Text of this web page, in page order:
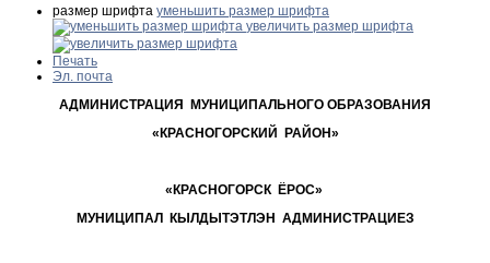
размер шрифта уменьшить размер шрифта
увеличить размер шрифта
Печать
Эл. почта
АДМИНИСТРАЦИЯ МУНИЦИПАЛЬНОГО ОБРАЗОВАНИЯ
«КРАСНОГОРСКИЙ РАЙОН»
«КРАСНОГОРСК ЁРОС»
МУНИЦИПАЛ КЫЛДЫТЭТЛЭН АДМИНИСТРАЦИЕЗ